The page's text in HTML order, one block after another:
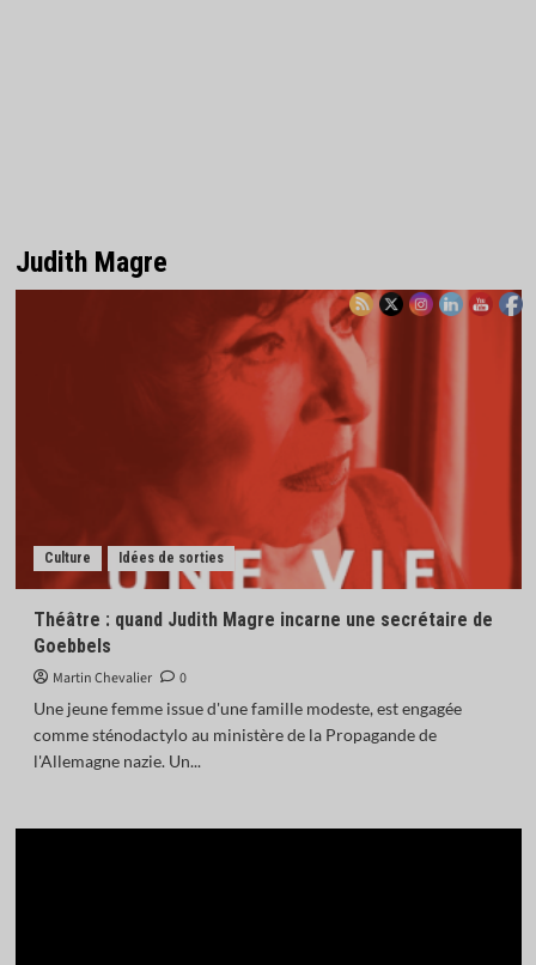
Judith Magre
Culture Idées de sorties
Théâtre : quand Judith Magre incarne une secrétaire de
Goebbels
Martin Chevalier
0
Une jeune femme issue d'une famille modeste, est engagée
comme sténodactylo au ministère de la Propagande de
l'Allemagne nazie. Un...